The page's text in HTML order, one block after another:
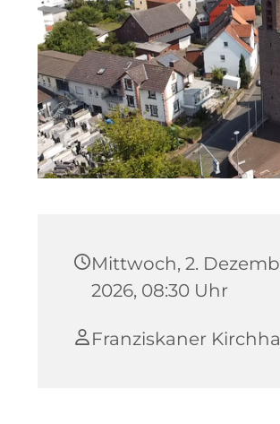
Mittwoch, 2.
2026, 08:30 Uhr
Franziskaner